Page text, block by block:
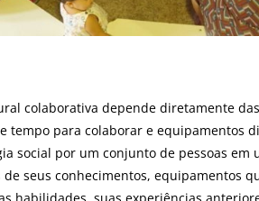
colaborativa depende diretamente
tempo para colaborar e equipamentos
social por um conjunto de pessoas em
seus conhecimentos, equipamentos